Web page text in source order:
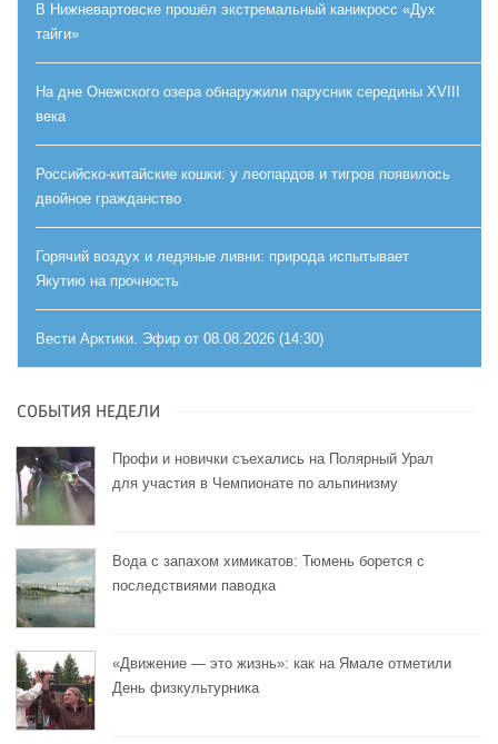
В Нижневартовске прошёл экстремальный каникросс «Дух
тайги»
На дне Онежского озера обнаружили парусник середины XVIII
века
Российско-китайские кошки: у леопардов и тигров появилось
двойное гражданство
Горячий воздух и ледяные ливни: природа испытывает
Якутию на прочность
Вести Арктики. Эфир от 08.08.2026 (14:30)
СОБЫТИЯ НЕДЕЛИ
Профи и новички съехались на Полярный Урал
для участия в Чемпионате по альпинизму
Вода с запахом химикатов: Тюмень борется с
последствиями паводка
«Движение — это жизнь»: как на Ямале отметили
День физкультурника